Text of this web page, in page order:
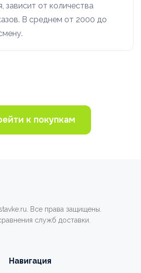
зависит от количества
В среднем от 2000 до
к покупкам
Все права защищены.
служб доставки.
Навигация